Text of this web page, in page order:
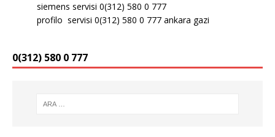
siemens servisi 0(312) 580 0 777
profilo servisi 0(312) 580 0 777 ankara gazi
0(312) 580 0 777